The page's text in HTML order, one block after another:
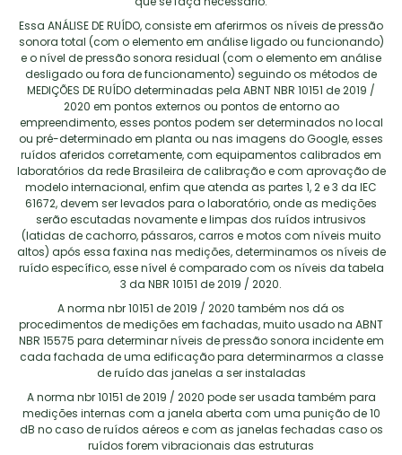
Essa ANÁLISE DE RUÍDO, consiste em aferirmos os níveis de pressão
sonora total (com o elemento em análise ligado ou funcionando)
e o nível de pressão sonora residual (com o elemento em análise
desligado ou fora de funcionamento) seguindo os métodos de
MEDIÇÕES DE RUÍDO determinadas pela ABNT NBR 10151 de 2019 /
2020 em pontos externos ou pontos de entorno ao
empreendimento, esses pontos podem ser determinados no local
ou pré-determinado em planta ou nas imagens do Google, esses
ruídos aferidos corretamente, com equipamentos calibrados em
laboratórios da rede Brasileira de calibração e com aprovação de
modelo internacional, enfim que atenda as partes 1, 2 e 3 da IEC
61672, devem ser levados para o laboratório, onde as medições
serão escutadas novamente e limpas dos ruídos intrusivos
(latidas de cachorro, pássaros, carros e motos com níveis muito
altos) após essa faxina nas medições, determinamos os níveis de
ruído específico, esse nível é comparado com os níveis da tabela
3 da NBR 10151 de 2019 / 2020.
A norma nbr 10151 de 2019 / 2020 também nos dá os
procedimentos de medições em fachadas, muito usado na ABNT
NBR 15575 para determinar níveis de pressão sonora incidente em
cada fachada de uma edificação para determinarmos a classe
de ruído das janelas a ser instaladas
A norma nbr 10151 de 2019 / 2020 pode ser usada também para
medições internas com a janela aberta com uma punição de 10
dB no caso de ruídos aéreos e com as janelas fechadas caso os
ruídos forem vibracionais das estruturas